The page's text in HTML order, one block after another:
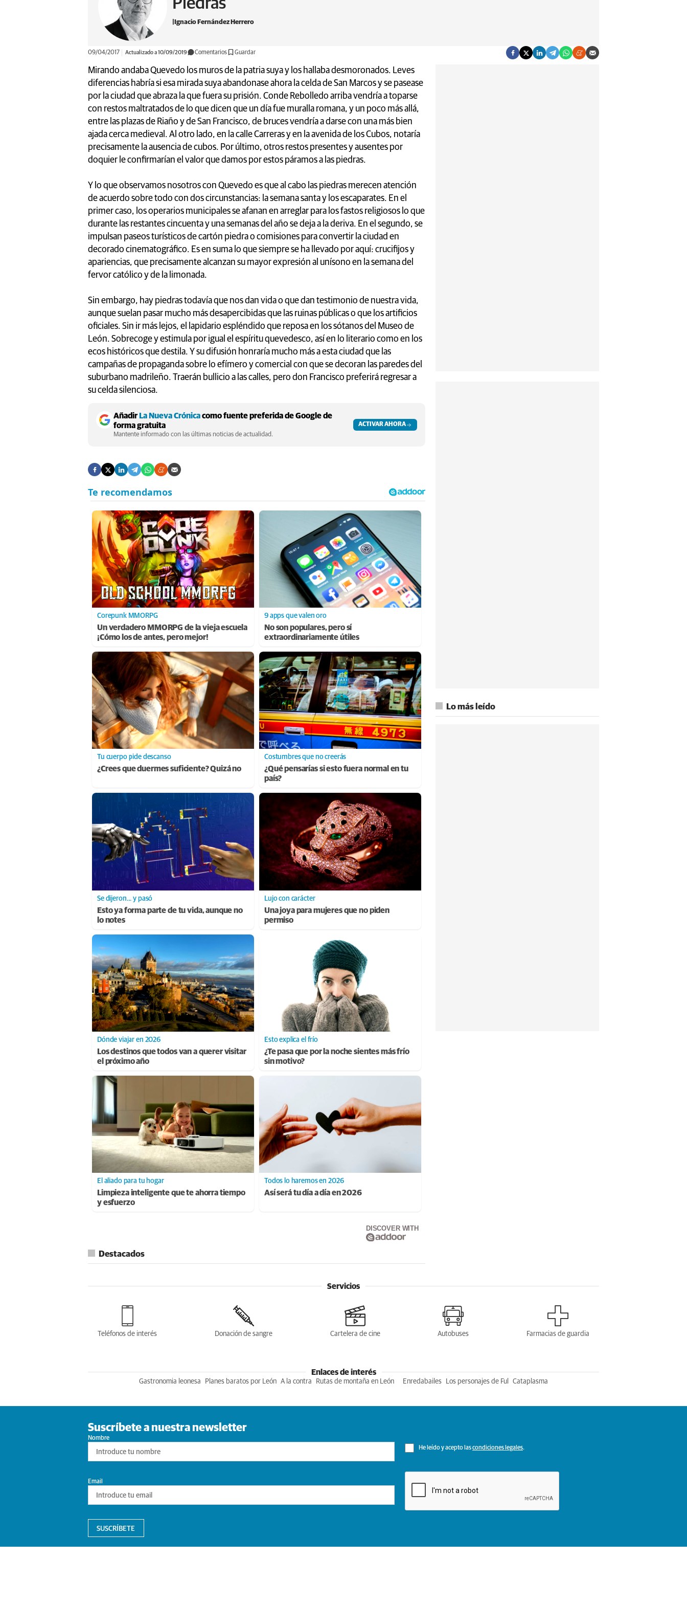
Ignacio Fernández Herrero
09/04/2017 Actualizado a 10/09/2019 Comentarios Guardar
Mirando andaba Quevedo los muros de la patria suya y los hallaba desmoronados. Leves
diferencias habría si esa mirada suya abandonase ahora la celda de San Marcos y se pasease
por la ciudad que abraza la que fuera su prisión. Conde Rebolledo arriba vendría a toparse
con restos maltratados de lo que dicen que un día fue muralla romana, y un poco más allá,
entre las plazas de Riaño y de San Francisco, de bruces vendría a darse con una más bien
ajada cerca medieval. Al otro lado, en la calle Carreras y en la avenida de los Cubos, notaría
precisamente la ausencia de cubos. Por último, otros restos presentes y ausentes por
doquier le confirmarían el valor que damos por estos páramos a las piedras.
Y lo que observamos nosotros con Quevedo es que al cabo las piedras merecen atención
de acuerdo sobre todo con dos circunstancias: la semana santa y los escaparates. En el
primer caso, los operarios municipales se afanan en arreglar para los fastos religiosos lo que
durante las restantes cincuenta y una semanas del año se deja a la deriva. En el segundo, se
impulsan paseos turísticos de cartón piedra o comisiones para convertir la ciudad en
decorado cinematográfico. Es en suma lo que siempre se ha llevado por aquí: crucifijos y
apariencias, que precisamente alcanzan su mayor expresión al unísono en la semana del
fervor católico y de la limonada.
Sin embargo, hay piedras todavía que nos dan vida o que dan testimonio de nuestra vida,
aunque suelan pasar mucho más desapercibidas que las ruinas públicas o que los artificios
oficiales. Sin ir más lejos, el lapidario espléndido que reposa en los sótanos del Museo de
León. Sobrecoge y estimula por igual el espíritu quevedesco, así en lo literario como en los
ecos históricos que destila. Y su difusión honraría mucho más a esta ciudad que las
campañas de propaganda sobre lo efímero y comercial con que se decoran las paredes del
suburbano madrileño. Traerán bullicio a las calles, pero don Francisco preferirá regresar a
su celda silenciosa.
Añadir La Nueva Crónicacomo fuente preferida de Google de
forma gratuita
Mantente informado con las últimas noticias de actualidad.
ACTIVAR AHORA
Corepunk MMORPG
Un verdadero MMORPG de la vieja escuela
¡Cómo los de antes, pero mejor!
9 apps que valen oro
No son populares, pero sí
extraordinariamente útiles
Tu cuerpo pide descanso
¿Crees que duermes suficiente? Quizá no
Costumbres que no creerás
¿Qué pensarías si esto fuera normal en tu
país?
Se dijeron… y pasó
Esto ya forma parte de tu vida, aunque no
lo notes
Lujo con carácter
Una joya para mujeres que no piden
permiso
Dónde viajar en 2026
Los destinos que todos van a querer visitar
el próximo año
Esto explica el frío
¿Te pasa que por la noche sientes más frío
sin motivo?
El aliado para tu hogar
Limpieza inteligente que te ahorra tiempo
y esfuerzo
Todos lo haremos en 2026
Así será tu día a día en 2026
DISCOVER WITH
Destacados
Lo más leído
Servicios
Teléfonos de interés Donación de sangre Cartelera de cine Autobuses Farmacias de guardia
Enlaces de interés
Gastronomia leonesa Planes baratos por León A la contra Rutas de montaña en León Enredabailes Los personajes de Ful Cataplasma
Suscríbete a nuestra newsletter
Nombre
He leído y acepto lascondiciones legales.
Email
SUSCRÍBETE